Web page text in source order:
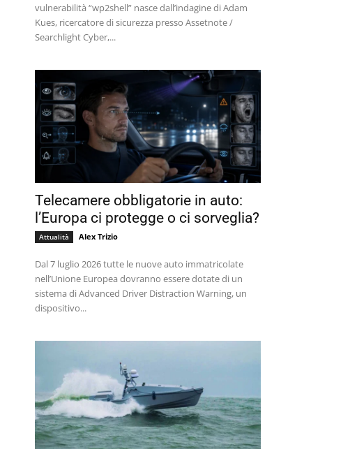
vulnerabilità “wp2shell” nasce dall’indagine di Adam
Kues, ricercatore di sicurezza presso Assetnote /
Searchlight Cyber,...
Telecamere obbligatorie in auto:
l’Europa ci protegge o ci sorveglia?
Attualità Alex Trizio
Dal 7 luglio 2026 tutte le nuove auto immatricolate
nell’Unione Europea dovranno essere dotate di un
sistema di Advanced Driver Distraction Warning, un
dispositivo...